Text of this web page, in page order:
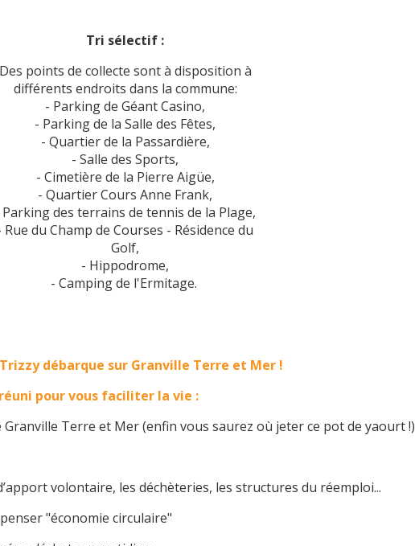
Tri sélectif :
Des points de collecte sont à disposition à
différents endroits dans la commune:
- Parking de Géant Casino,
- Parking de la Salle des Fêtes,
- Quartier de la Passardière,
- Salle des Sports,
- Cimetière de la Pierre Aigüe,
- Quartier Cours Anne Frank,
Parking des terrains de tennis de la Plage,
Rue du Champ de Courses - Résidence du
Golf,
- Hippodrome,
- Camping de l'Ermitage.
débarque sur Granville Terre et Mer !
pour vous faciliter la vie :
Terre et Mer (enfin vous saurez où jeter ce pot de yaourt !)
volontaire, les déchèteries, les structures du réemploi...
"économie circulaire"